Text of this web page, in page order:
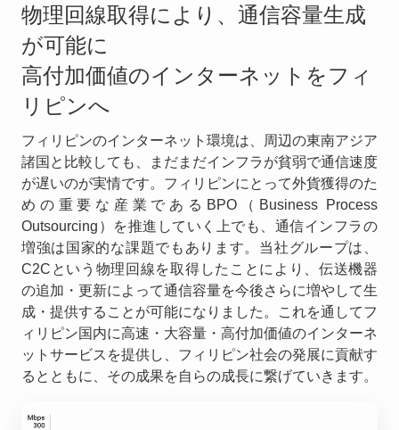
物理回線取得により、通信容量生成
が可能に
高付加価値のインターネットをフィ
リピンへ
フィリピンのインターネット環境は、周辺の東南アジア
諸国と比較しても、まだまだインフラが貧弱で通信速度
が遅いのが実情です。フィリピンにとって外貨獲得のた
めの重要な産業であるBPO（Business Process
Outsourcing）を推進していく上でも、通信インフラの
増強は国家的な課題でもあります。当社グループは、
C2Cという物理回線を取得したことにより、伝送機器
の追加・更新によって通信容量を今後さらに増やして生
成・提供することが可能になりました。これを通してフ
ィリピン国内に高速・大容量・高付加価値のインターネ
ットサービスを提供し、フィリピン社会の発展に貢献す
るとともに、その成果を自らの成長に繋げていきます。